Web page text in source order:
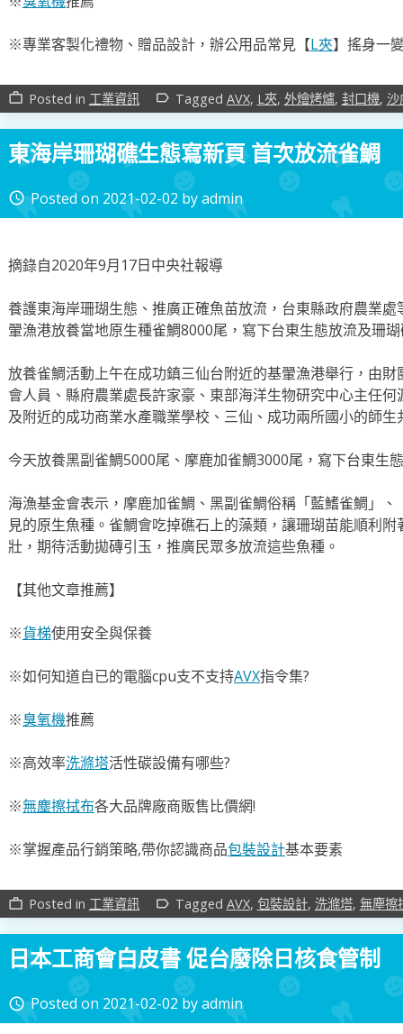
※專業客製化禮物、贈品設計，辦公用品常見【L夾】搖身一
work_outline Posted in 工業資訊 label_outline Tagged AVX, L夾, 外燴烤爐, 封口機, 沙
東海岸珊瑚礁生態寫新頁 首次放流雀鯛
access_time Posted on 2021-02-02 byadmin
摘錄自2020年9月17日中央社報導
養護東海岸珊瑚生態、推廣正確魚苗放流，台東縣政府農業
翬漁港放養當地原生種雀鯛8000尾，寫下台東生態放流及珊
放養雀鯛活動上午在成功鎮三仙台附近的基翬漁港舉行，由
會人員、縣府農業處長許家豪、東部海洋生物研究中心主任
及附近的成功商業水產職業學校、三仙、成功兩所國小的師生
今天放養黑副雀鯛5000尾、摩鹿加雀鯛3000尾，寫下台東生
海漁基金會表示，摩鹿加雀鯛、黑副雀鯛俗稱「藍鰭雀鯛」
見的原生魚種。雀鯛會吃掉礁石上的藻類，讓珊瑚苗能順利
壯，期待活動拋磚引玉，推廣民眾多放流這些魚種。
【其他文章推薦】
※貨梯使用安全與保養
※如何知道自已的電腦cpu支不支持AVX指令集?
※臭氧機推薦
※高效率洗滌塔活性碳設備有哪些?
※無塵擦拭布各大品牌廠商販售比價網!
※掌握產品行銷策略,帶你認識商品包裝設計基本要素
work_outline Posted in 工業資訊 label_outline Tagged AVX, 包裝設計, 洗滌塔, 無塵擦
日本工商會白皮書 促台廢除日核食管制
access_time Posted on 2021-02-02 byadmin